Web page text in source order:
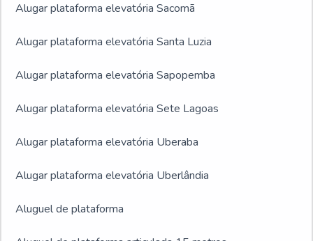
Alugar plataforma elevatória Sacomã
Alugar plataforma elevatória Santa Luzia
Alugar plataforma elevatória Sapopemba
Alugar plataforma elevatória Sete Lagoas
Alugar plataforma elevatória Uberaba
Alugar plataforma elevatória Uberlândia
Aluguel de plataforma